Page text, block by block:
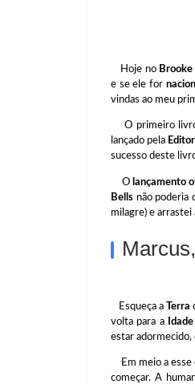
Hoje no Brooke
e se ele for
vindas ao meu
O primeiro
lançado pela
sucesso deste
O lançamento
Bells não poderia
milagre) e arrastei
Esqueça a Terra
volta para a
estar adormecido,
Em meio a esse
começar. A